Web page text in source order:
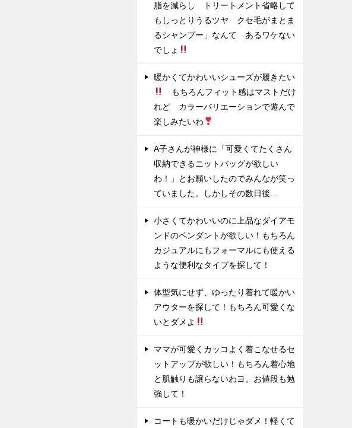
脂を減らし トリートメント省略して
もしっとりうるツヤ クセ毛がまとま
るシャンプー」なんて あるワケない
でしょ
暖かくてかわいいシューズが履きたい
もちろんフィット感はマストだけ
れど カラーバリエーションで遊んで
楽しみたいわ
A子さんが神様に「可愛くてたくさん
収納できるニットバッグが欲しい
わ！」とお願いしたのでみんなが笑っ
ていました。しかしその数日後…
小さくてかわいいのに上品なダイアモ
ンドのペンダントが欲しい！もちろん
カジュアルにもフォーマルにも使える
ような便利なタイプを探して！
体型気にせず、ゆったり着れて暖かい
アウターを探して！もちろん可愛くな
いとダメよ
ママが可愛くカッコよく着こなせるセ
ットアップが欲しい！もちろん着心地
と肌触りも譲らないわヨ。お値段も勉
強して！
コートも暖かいだけじゃダメ！軽くて